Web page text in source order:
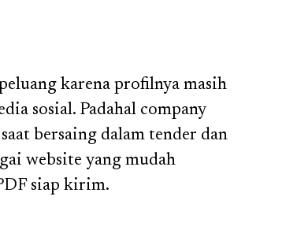
karena profilnya masih
sosial. Padahal company
bersaing dalam tender dan
website yang mudah
siap kirim.